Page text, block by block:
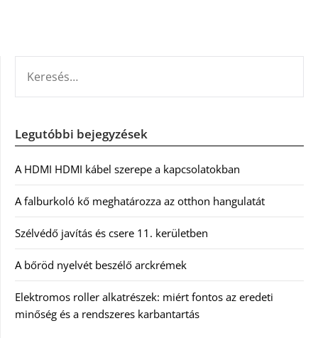
Legutóbbi bejegyzések
A HDMI HDMI kábel szerepe a kapcsolatokban
A falburkoló kő meghatározza az otthon hangulatát
Szélvédő javítás és csere 11. kerületben
A bőröd nyelvét beszélő arckrémek
Elektromos roller alkatrészek: miért fontos az eredeti
minőség és a rendszeres karbantartás